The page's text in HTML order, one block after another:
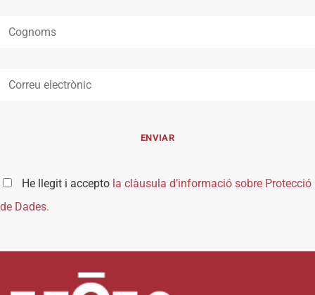
He llegit i accepto la clàusula d’informació sobre Protecció
de Dades.